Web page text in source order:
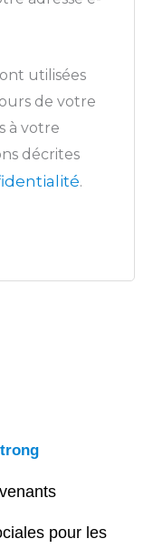
utilisées
de votre
à votre
décrites
.
pour les